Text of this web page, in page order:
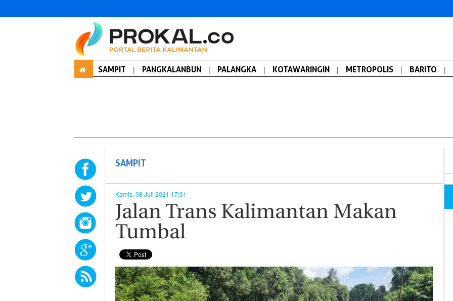
SAMPIT | PANGKALANBUN | PALANGKA | KOTAWARINGIN | METROPOLIS | BARITO |
SAMPIT
Kamis, 08 Juli 2021 17:31
Jalan Trans Kalimantan Makan
Tumbal